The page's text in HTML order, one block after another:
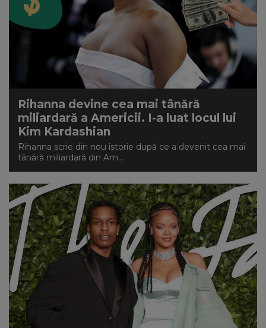
Rihanna devine cea mai tânără
miliardară a Americii. I-a luat locul lui
Kim Kardashian
Rihanna scrie din nou istorie după ce a devenit cea mai
tânără miliardară din Am...